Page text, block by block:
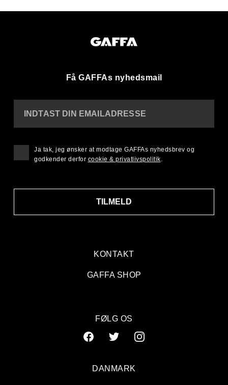
Få GAFFAs nyhedsmail
KONTAKT
GAFFA SHOP
INDTAST DIN EMAILADRESSE
TILMELD
Ja tak, jeg ønsker at modtage GAFFAs nyhedsbrev og
godkender derfor cookie & privatlivspolitik.
FØLG OS
DANMARK